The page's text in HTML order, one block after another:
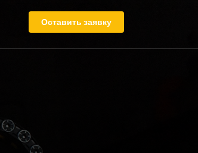
Оставить заявку